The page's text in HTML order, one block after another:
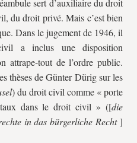
sert d’auxiliaire du droit
du droit privé. Mais c’est bien
Dans le jugement de 1946, il
a inclus une disposition
attrape-tout de l’ordre public.
thèses de Günter Dürig sur les
) du droit civil comme « porte
dans le droit civil » ([die
in das bürgerliche Recht]